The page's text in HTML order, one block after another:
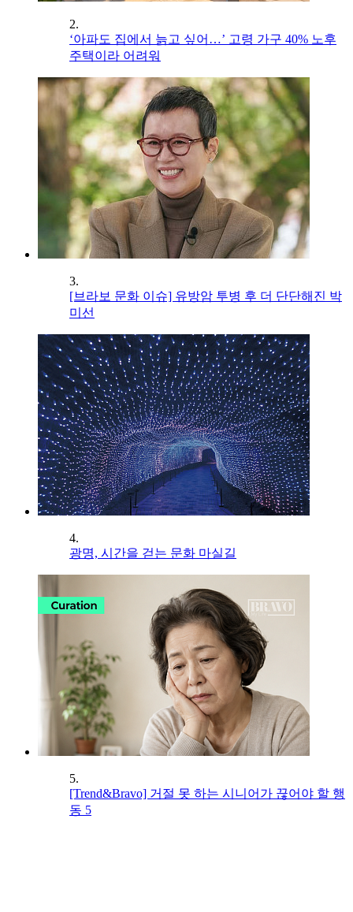
2.
‘아파도 집에서 늙고 싶어…’ 고령 가구 40% 노후
주택이라 어려워
3.
[브라보 문화 이슈] 유방암 투병 후 더 단단해진 박
미선
4.
광명, 시간을 걷는 문화 마실길
5.
[Trend&Bravo] 거절 못 하는 시니어가 끊어야 할 행
동 5